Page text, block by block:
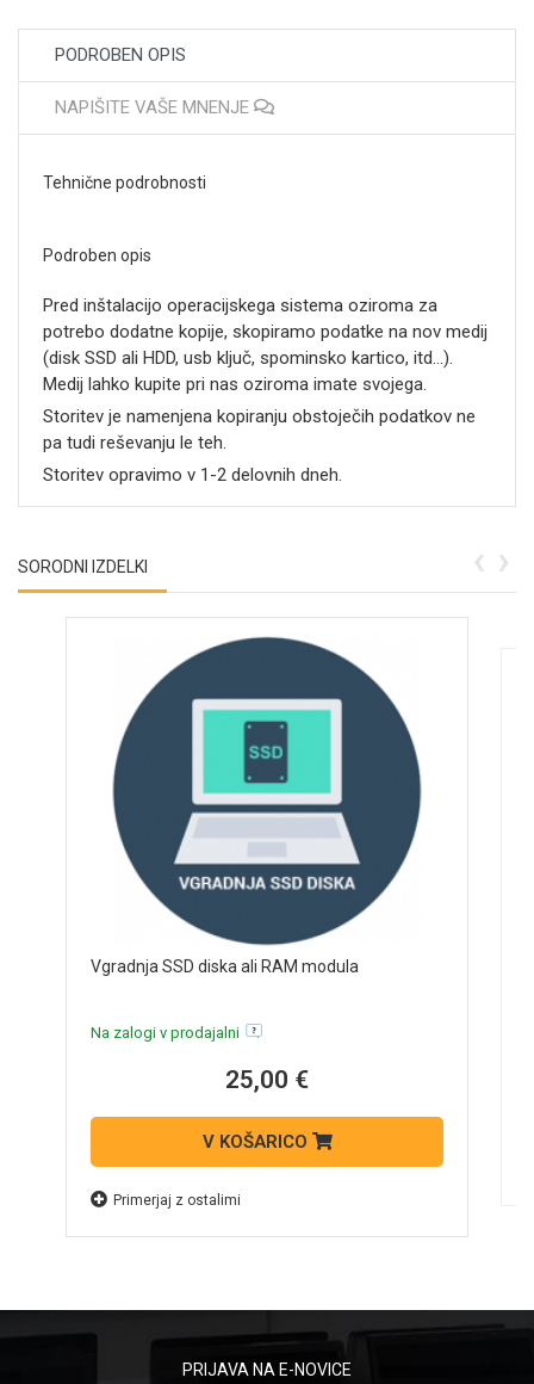
PODROBEN OPIS
NAPIŠITE VAŠE MNENJE
Tehnične podrobnosti
Podroben opis
Pred inštalacijo operacijskega sistema oziroma za
potrebo dodatne kopije, skopiramo podatke na nov medij
(disk SSD ali HDD, usb ključ, spominsko kartico, itd...).
Medij lahko kupite pri nas oziroma imate svojega.
Storitev je namenjena kopiranju obstoječih podatkov ne
pa tudi reševanju le teh.
Storitev opravimo v 1-2 delovnih dneh.
SORODNI IZDELKI
Vgradnja SSD diska ali RAM modula
Na zalogi v prodajalni
25,00 €
V KOŠARICO
Primerjaj z ostalimi
‹ ›
PRIJAVA NA E-NOVICE